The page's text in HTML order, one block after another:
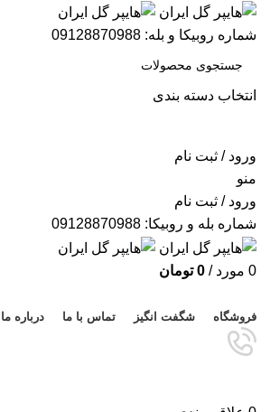
شماره روبیکا و بله: 09128870988
انتخاب دسته بندی
ورود / ثبت نام
منو
ورود / ثبت نام
شماره بله و روبیکا: 09128870988
0 مورد /
0 تومان
فروشگاه شگفت انگیز تماس با ما درباره ما